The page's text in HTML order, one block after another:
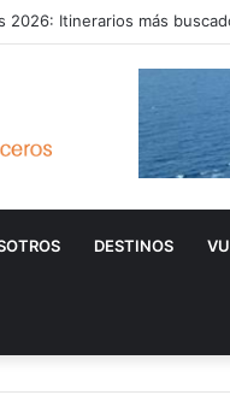
2026: Itinerarios más
DESTINOS